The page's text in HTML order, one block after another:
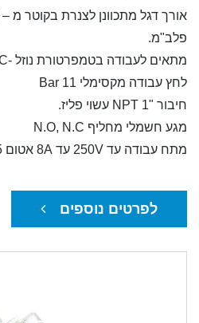
פלב"מ.
מתאים לעבודה בטמפרטורת נוזל -40oC עד + 120oC
לחץ עבודה מקסימלי 11 Bar
חיבור "1 NPT עשוי פליז.
מגע חשמלי מחליף N.O, N.C
מתח עבודה עד 250V עד 8A אטום IP 65
לפרטים נוספים